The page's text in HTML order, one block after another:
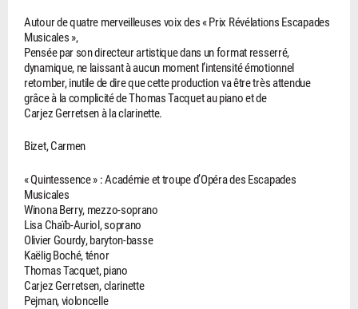
Autour de quatre merveilleuses voix des « Prix Révélations Escapades
Musicales »,
Pensée par son directeur artistique dans un format resserré,
dynamique, ne laissant à aucun moment l’intensité émotionnel
retomber, inutile de dire que cette production va être très attendue
grâce à la complicité de Thomas Tacquet au piano et de
Carjez Gerretsen à la clarinette.
Bizet, Carmen
« Quintessence » : Académie et troupe d’Opéra des Escapades
Musicales
Winona Berry, mezzo-soprano
Lisa Chaïb-Auriol, soprano
Olivier Gourdy, baryton-basse
Kaëlig Boché, ténor
Thomas Tacquet, piano
Carjez Gerretsen, clarinette
Pejman, violoncelle